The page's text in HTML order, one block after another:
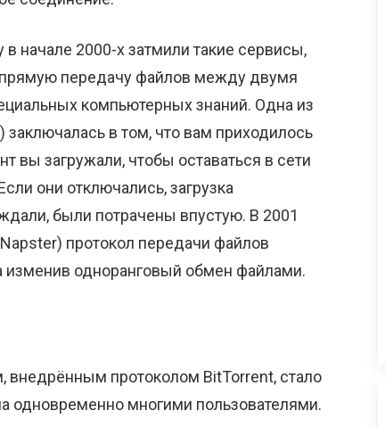
начале 2000-х затмили такие сервисы,
прямую передачу файлов между двумя
компьютерных знаний. Одна из
в том, что вам приходилось
вы загружали, чтобы оставаться в сети
они отключались, загрузка
были потрачены впустую. В 2001
протокол передачи файлов
изменив одноранговый обмен файлами.
протоколом BitTorrent, стало
одновременно многими пользователями.